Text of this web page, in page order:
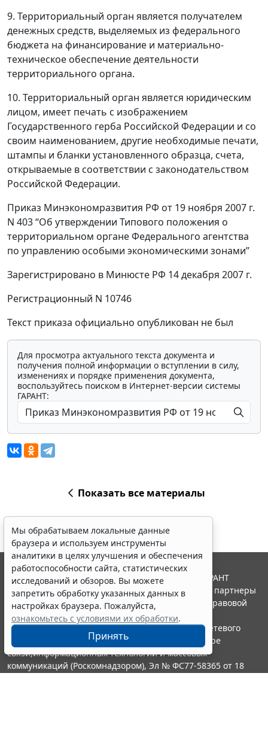
9. Территориальный орган является получателем
денежных средств, выделяемых из федерального
бюджета на финансирование и материально-
техническое обеспечение деятельности
территориального органа.
10. Территориальный орган является юридическим
лицом, имеет печать с изображением
Государственного герба Российской Федерации и со
своим наименованием, другие необходимые печати,
штампы и бланки установленного образца, счета,
открываемые в соответствии с законодательством
Российской Федерации.
Приказ Минэкономразвития РФ от 19 ноября 2007 г.
N 403 “Об утверждении Типового положения о
территориальном органе Федерального агентства
по управлению особыми экономическими зонами”
Зарегистрировано в Минюсте РФ 14 декабря 2007 г.
Регистрационный N 10746
Текст приказа официально опубликован не был
Для просмотра актуального текста документа и
получения полной информации о вступлении в силу,
изменениях и порядке применения документа,
воспользуйтесь поиском в Интернет-версии системы
ГАРАНТ:
Показать все материалы
Мы обрабатываем локальные данные
браузера и используем инструменты
аналитики в целях улучшения и обеспечения
работоспособности сайта, статистических
исследований и обзоров. Вы можете
запретить обработку указанных данных в
настройках браузера. Пожалуйста,
ознакомьтесь с условиями их обработки.
Принять
© ООО "НПП "ГАРАНТ-СЕРВИС", 2026. Система ГАРАНТ
выпускается с 1990 года. Компания "Гарант" и ее партнеры
являются участниками Российской ассоциации правовой
информации ГАРАНТ.
Портал ГАРАНТ.РУ зарегистрирован в качестве сетевого
издания Федеральной службой по надзору в сфере
связи,информационных технологий и массовых
коммуникаций (Роскомнадзором), Эл № ФС77-58365 от 18